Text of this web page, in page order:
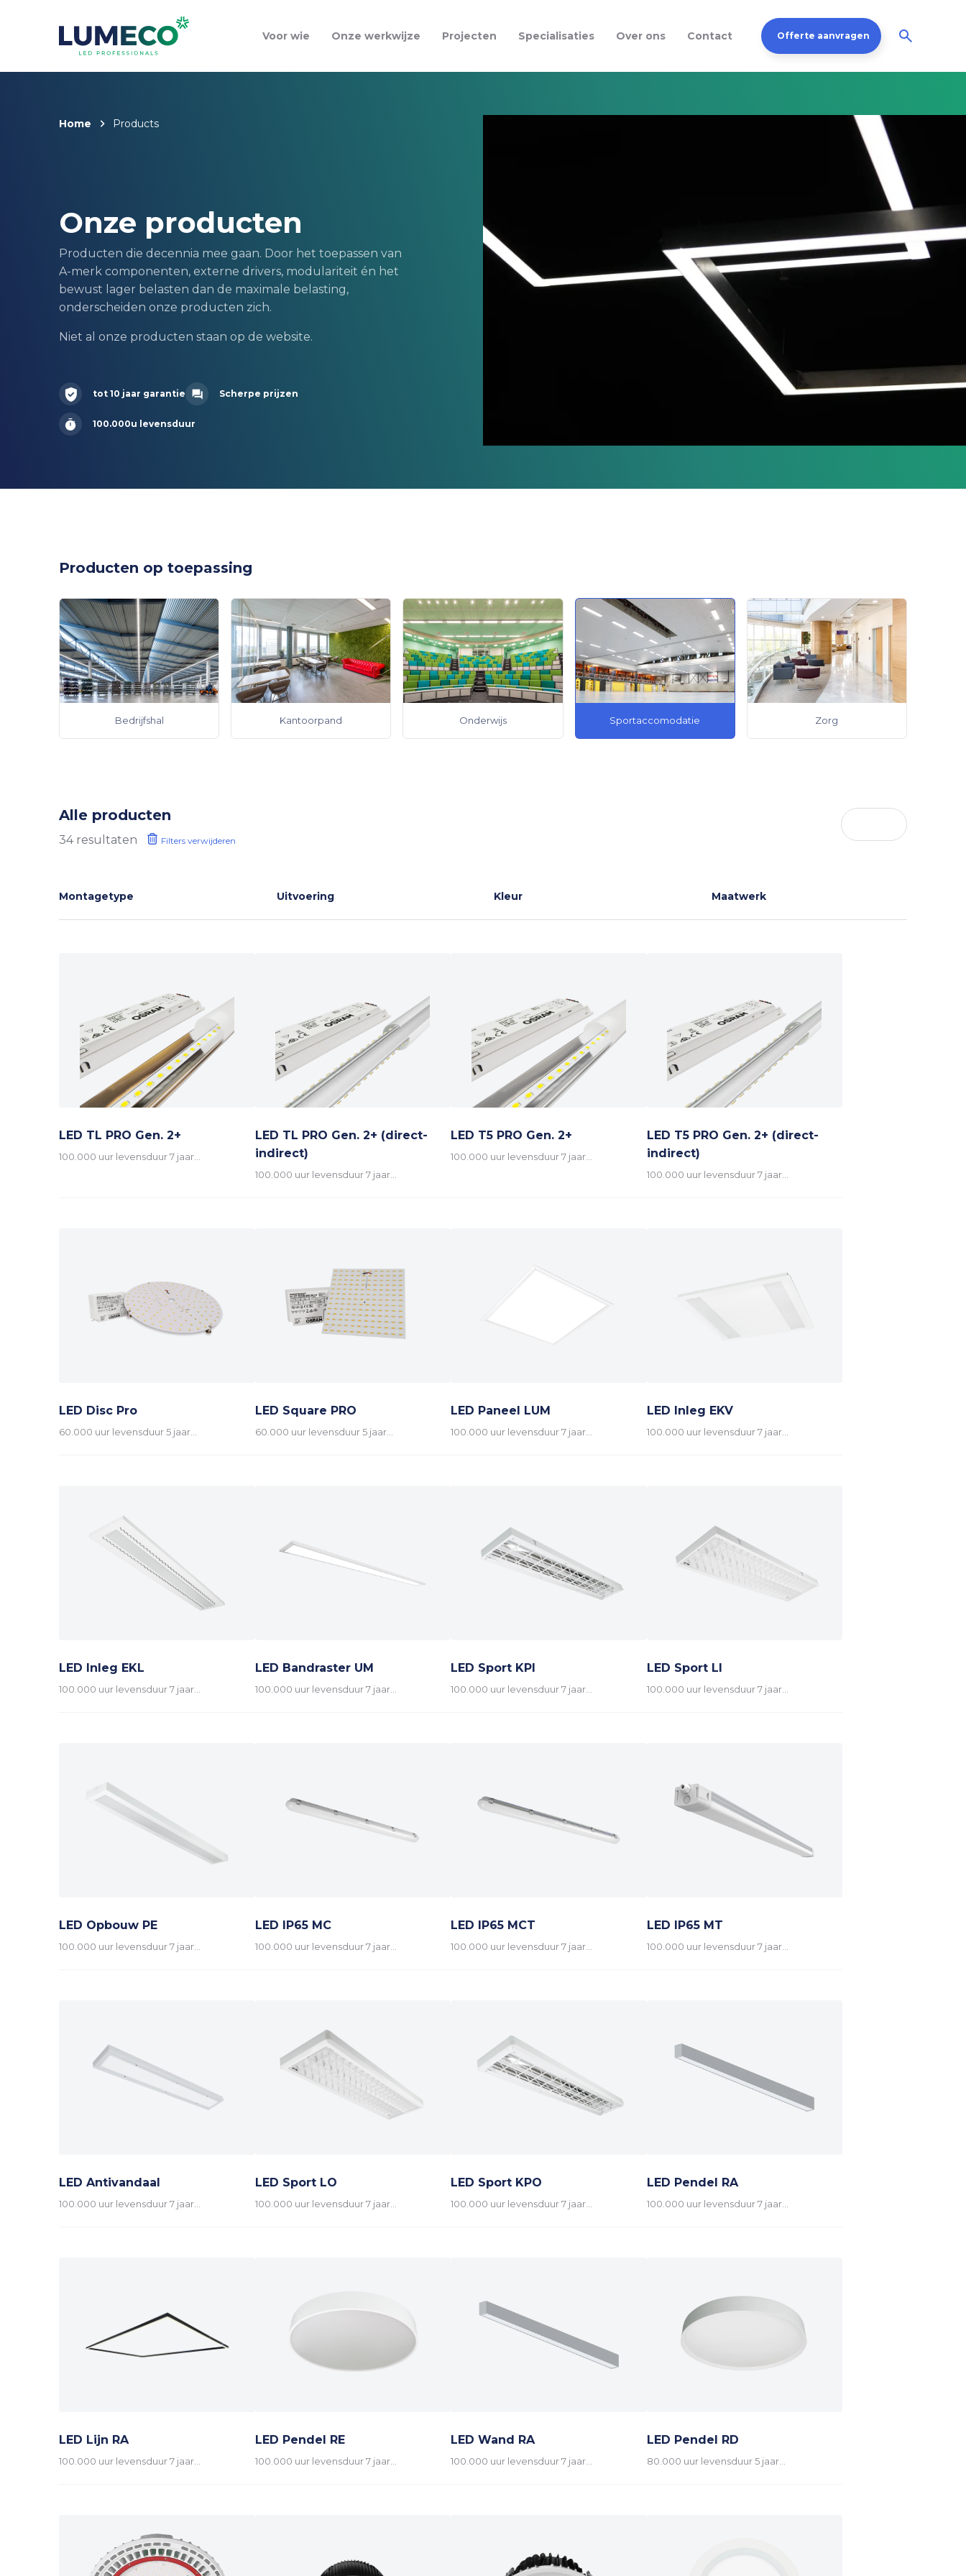
Voor wie Onze werkwijze Projecten Specialisaties Over ons Contact Offerte aanvragen
Home Products
Onze producten
Producten die decennia mee gaan. Door het toepassen van
A-merk componenten, externe drivers, modulariteit én het
bewust lager belasten dan de maximale belasting,
onderscheiden onze producten zich.
Niet al onze producten staan op de website.
tot 10 jaar garantie Scherpe prijzen
100.000u levensduur
Producten op toepassing
Bedrijfshal Kantoorpand Onderwijs Sportaccomodatie Zorg
Alle producten
34 resultaten Filters verwijderen
Montagetype Uitvoering Kleur Maatwerk
LED TL PRO Gen. 2+
100.000 uur levensduur 7 jaar…
LED TL PRO Gen. 2+ (direct-
indirect)
100.000 uur levensduur 7 jaar…
LED T5 PRO Gen. 2+
100.000 uur levensduur 7 jaar…
LED T5 PRO Gen. 2+ (direct-
indirect)
100.000 uur levensduur 7 jaar…
LED Disc Pro
60.000 uur levensduur 5 jaar…
LED Square PRO
60.000 uur levensduur 5 jaar…
LED Paneel LUM
100.000 uur levensduur 7 jaar…
LED Inleg EKV
100.000 uur levensduur 7 jaar…
LED Inleg EKL
100.000 uur levensduur 7 jaar…
LED Bandraster UM
100.000 uur levensduur 7 jaar…
LED Sport KPI
100.000 uur levensduur 7 jaar…
LED Sport LI
100.000 uur levensduur 7 jaar…
LED Opbouw PE
100.000 uur levensduur 7 jaar…
LED IP65 MC
100.000 uur levensduur 7 jaar…
LED IP65 MCT
100.000 uur levensduur 7 jaar…
LED IP65 MT
100.000 uur levensduur 7 jaar…
LED Antivandaal
100.000 uur levensduur 7 jaar…
LED Sport LO
100.000 uur levensduur 7 jaar…
LED Sport KPO
100.000 uur levensduur 7 jaar…
LED Pendel RA
100.000 uur levensduur 7 jaar…
LED Lijn RA
100.000 uur levensduur 7 jaar…
LED Pendel RE
100.000 uur levensduur 7 jaar…
LED Wand RA
100.000 uur levensduur 7 jaar…
LED Pendel RD
80.000 uur levensduur 5 jaar…